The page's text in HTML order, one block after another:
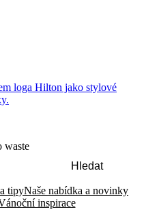
waste
Hledat
tipyNaše nabídka a novinky
inspirace